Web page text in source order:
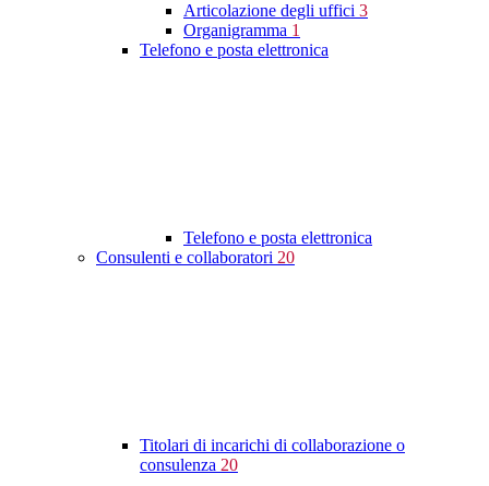
Articolazione degli uffici 3
Organigramma 1
Telefono e posta elettronica
Telefono e posta elettronica
Consulenti e collaboratori 20
Titolari di incarichi di collaborazione o
consulenza 20